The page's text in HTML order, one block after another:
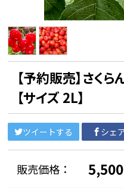
【予約販売】さ
【サイズ 2L】
ツイートする シェ
販売価格：